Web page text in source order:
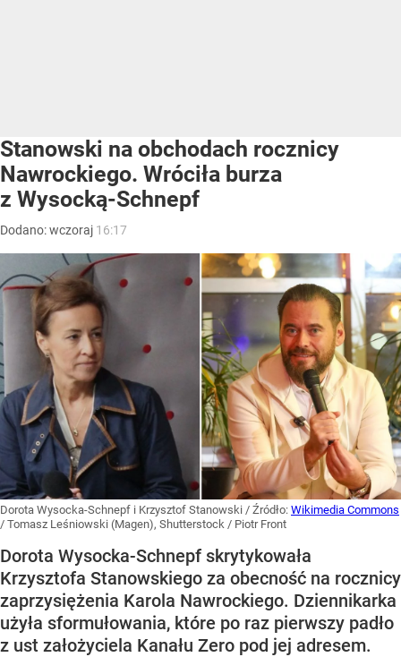
Stanowski na obchodach rocznicy
Nawrockiego. Wróciła burza
z Wysocką-Schnepf
Dodano:wczoraj 16:17
Dorota Wysocka-Schnepf i Krzysztof Stanowski / Źródło: Wikimedia Commons
/ Tomasz Leśniowski (Magen), Shutterstock / Piotr Front
Dorota Wysocka-Schnepf skrytykowała
Krzysztofa Stanowskiego za obecność na rocznicy
zaprzysiężenia Karola Nawrockiego. Dziennikarka
użyła sformułowania, które po raz pierwszy padło
z ust założyciela Kanału Zero pod jej adresem.